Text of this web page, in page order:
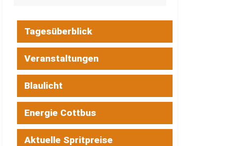
Tagesüberblick
Veranstaltungen
Blaulicht
Energie Cottbus
Aktuelle Spritpreise